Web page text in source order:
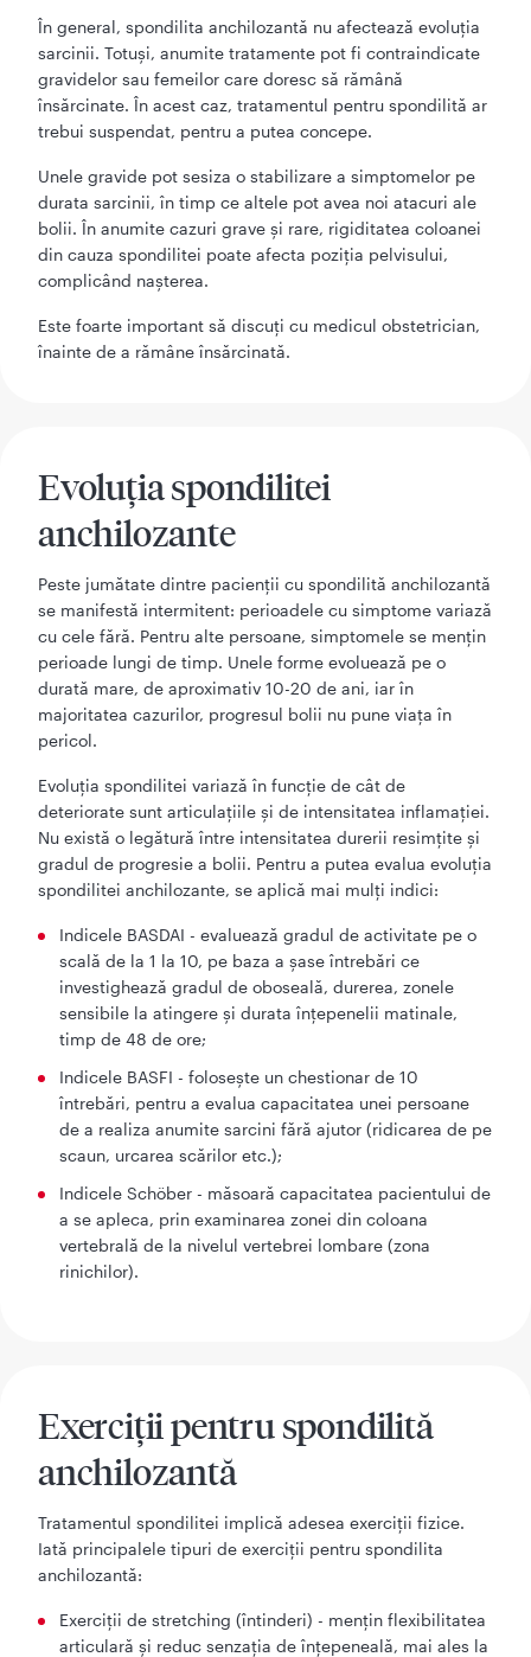
În general, spondilita anchilozantă nu afectează evoluția
sarcinii. Totuși, anumite tratamente pot fi contraindicate
gravidelor sau femeilor care doresc să rămână
însărcinate. În acest caz, tratamentul pentru spondilită ar
trebui suspendat, pentru a putea concepe.
Unele gravide pot sesiza o stabilizare a simptomelor pe
durata sarcinii, în timp ce altele pot avea noi atacuri ale
bolii. În anumite cazuri grave și rare, rigiditatea coloanei
din cauza spondilitei poate afecta poziția pelvisului,
complicând nașterea.
Este foarte important să discuți cu medicul obstetrician,
înainte de a rămâne însărcinată.
Evoluția spondilitei
anchilozante
Peste jumătate dintre pacienții cu spondilită anchilozantă
se manifestă intermitent: perioadele cu simptome variază
cu cele fără. Pentru alte persoane, simptomele se mențin
perioade lungi de timp. Unele forme evoluează pe o
durată mare, de aproximativ 10-20 de ani, iar în
majoritatea cazurilor, progresul bolii nu pune viața în
pericol.
Evoluția spondilitei variază în funcție de cât de
deteriorate sunt articulațiile și de intensitatea inflamației.
Nu există o legătură între intensitatea durerii resimțite și
gradul de progresie a bolii. Pentru a putea evalua evoluția
spondilitei anchilozante, se aplică mai mulți indici:
Indicele BASDAI - evaluează gradul de activitate pe o
scală de la 1 la 10, pe baza a șase întrebări ce
investighează gradul de oboseală, durerea, zonele
sensibile la atingere și durata înțepenelii matinale,
timp de 48 de ore;
Indicele BASFI - folosește un chestionar de 10
întrebări, pentru a evalua capacitatea unei persoane
de a realiza anumite sarcini fără ajutor (ridicarea de pe
scaun, urcarea scărilor etc.);
Indicele Schöber - măsoară capacitatea pacientului de
a se apleca, prin examinarea zonei din coloana
vertebrală de la nivelul vertebrei lombare (zona
rinichilor).
Exerciții pentru spondilită
anchilozantă
Tratamentul spondilitei implică adesea exerciții fizice.
Iată principalele tipuri de exerciții pentru spondilita
anchilozantă:
Exerciții de stretching (întinderi) - mențin flexibilitatea
articulară și reduc senzația de înțepeneală, mai ales la